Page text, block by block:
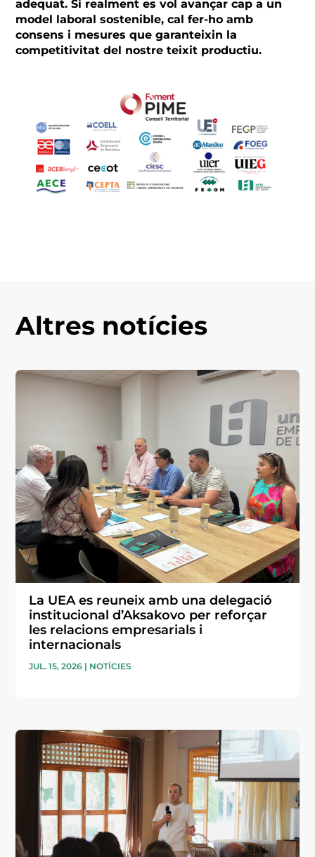
adequat. Si realment es vol avançar cap a un
model laboral sostenible, cal fer-ho amb
consens i mesures que garanteixin la
competitivitat del nostre teixit productiu.
Altres notícies
La UEA es reuneix amb una delegació
institucional d’Aksakovo per reforçar
les relacions empresarials i
internacionals
JUL. 15, 2026 | NOTÍCIES